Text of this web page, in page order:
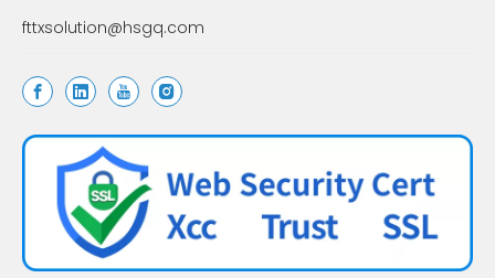
fttxsolution@hsgq.com